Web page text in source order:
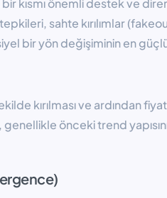
kısmı önemli destek ve
sahte kırılımlar
bir yön değişiminin en
kırılması ve ardından
genellikle önceki trend